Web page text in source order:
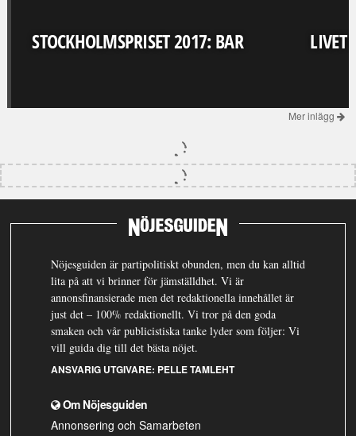
STOCKHOLMSPRISET 2017: BAR LIVET
Mer inlägg
Nöjesguiden är partipolitiskt obunden, men du kan alltid
lita på att vi brinner för jämställdhet. Vi är
annonsfinansierade men det redaktionella innehållet är
just det – 100% redaktionellt. Vi tror på den goda
smaken och vår publicistiska tanke lyder som följer: Vi
vill guida dig till det bästa nöjet.
ANSVARIG UTGIVARE: PELLE TAMLEHT
Om Nöjesguiden
Annonsering och Samarbeten